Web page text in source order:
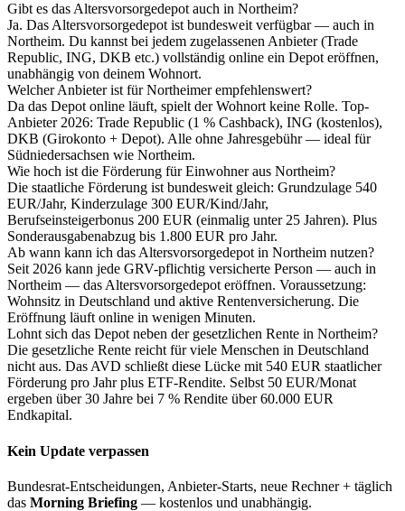
Gibt es das Altersvorsorgedepot auch in Northeim?
Ja. Das Altersvorsorgedepot ist bundesweit verfügbar — auch in
Northeim. Du kannst bei jedem zugelassenen Anbieter (Trade
Republic, ING, DKB etc.) vollständig online ein Depot eröffnen,
unabhängig von deinem Wohnort.
Welcher Anbieter ist für Northeimer empfehlenswert?
Da das Depot online läuft, spielt der Wohnort keine Rolle. Top-
Anbieter 2026: Trade Republic (1 % Cashback), ING (kostenlos),
DKB (Girokonto + Depot). Alle ohne Jahresgebühr — ideal für
Südniedersachsen wie Northeim.
Wie hoch ist die Förderung für Einwohner aus Northeim?
Die staatliche Förderung ist bundesweit gleich: Grundzulage 540
EUR/Jahr, Kinderzulage 300 EUR/Kind/Jahr,
Berufseinsteigerbonus 200 EUR (einmalig unter 25 Jahren). Plus
Sonderausgabenabzug bis 1.800 EUR pro Jahr.
Ab wann kann ich das Altersvorsorgedepot in Northeim nutzen?
Seit 2026 kann jede GRV-pflichtig versicherte Person — auch in
Northeim — das Altersvorsorgedepot eröffnen. Voraussetzung:
Wohnsitz in Deutschland und aktive Rentenversicherung. Die
Eröffnung läuft online in wenigen Minuten.
Lohnt sich das Depot neben der gesetzlichen Rente in Northeim?
Die gesetzliche Rente reicht für viele Menschen in Deutschland
nicht aus. Das AVD schließt diese Lücke mit 540 EUR staatlicher
Förderung pro Jahr plus ETF-Rendite. Selbst 50 EUR/Monat
ergeben über 30 Jahre bei 7 % Rendite über 60.000 EUR
Endkapital.
Kein Update verpassen
Bundesrat-Entscheidungen, Anbieter-Starts, neue Rechner + täglich
das Morning Briefing — kostenlos und unabhängig.